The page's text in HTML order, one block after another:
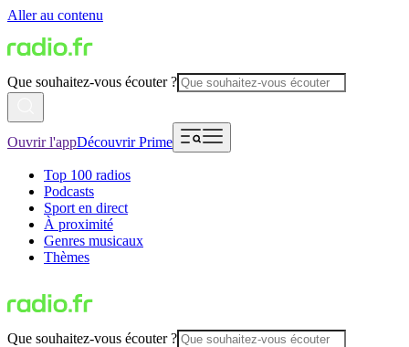
Aller au contenu
Que souhaitez-vous écouter ?
Ouvrir l'appDécouvrir Prime
Top 100 radios
Podcasts
Sport en direct
À proximité
Genres musicaux
Thèmes
Que souhaitez-vous écouter ?